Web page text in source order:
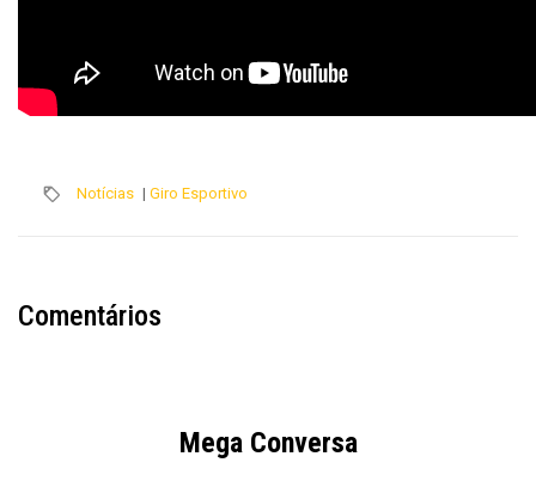
Notícias | Giro Esportivo
Comentários
Mega Conversa